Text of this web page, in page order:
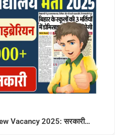
Vacancy 2025: सरकारी…